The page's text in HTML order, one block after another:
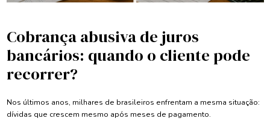
Cobrança abusiva de juros
bancários: quando o cliente pode
recorrer?
Nos últimos anos, milhares de brasileiros enfrentam a mesma situação:
dívidas que crescem mesmo após meses de pagamento.